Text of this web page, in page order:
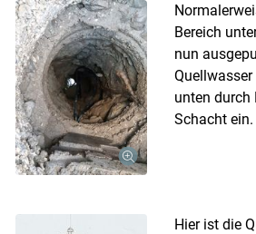
Skip to main
Bereich
nun
unten durch
Schacht ein.
Hier ist die